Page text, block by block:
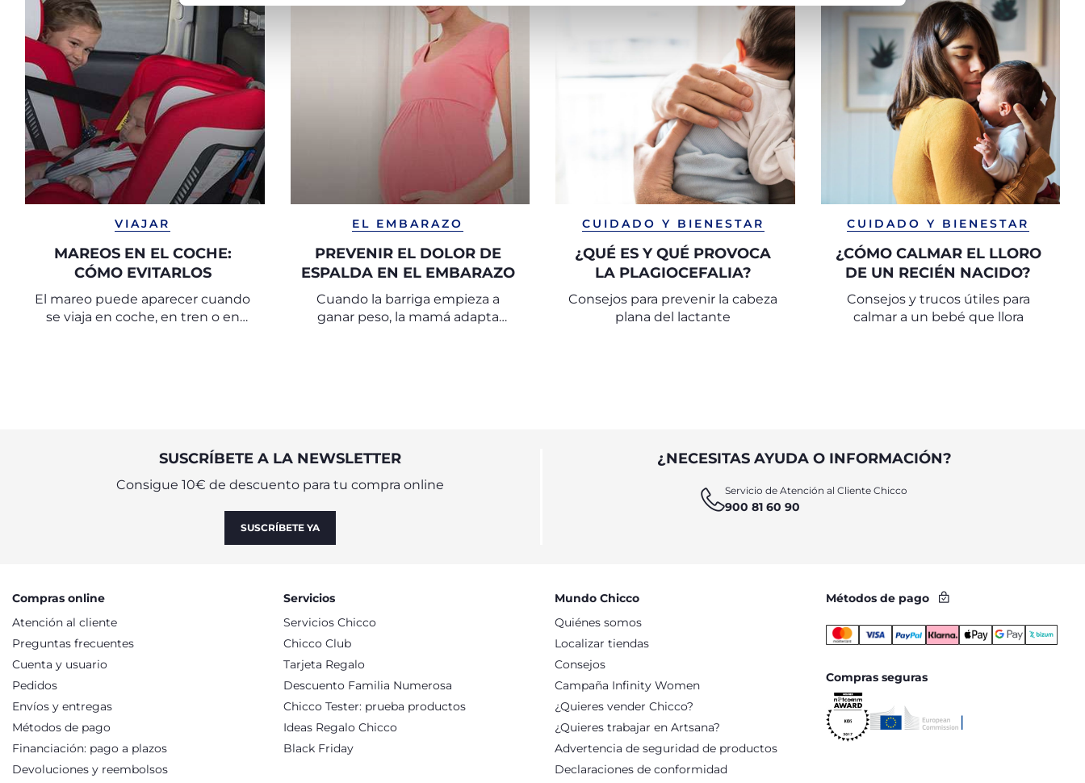
VIAJAR
MAREOS EN EL COCHE:
CÓMO EVITARLOS
El mareo puede aparecer cuando
se viaja en coche, en tren o en
EL EMBARAZO
PREVENIR EL DOLOR DE
ESPALDA EN EL EMBARAZO
Cuando la barriga empieza a
ganar peso, la mamá adapta
CUIDADO Y BIENESTAR
¿QUÉ ES Y QUÉ PROVOCA
LA PLAGIOCEFALIA?
Consejos para prevenir la cabeza
plana del lactante
CUIDADO Y BIENESTAR
¿CÓMO CALMAR EL LLORO
DE UN RECIÉN NACIDO?
Consejos y trucos útiles para
calmar a un bebé que llora
SUSCRÍBETE A LA NEWSLETTER
Consigue 10€ de descuento para tu compra online
SUSCRÍBETE YA
¿NECESITAS AYUDA O INFORMACIÓN?
Servicio de Atención al Cliente Chicco
900 81 60 90
Compras online
Atención al cliente
Preguntas frecuentes
Cuenta y usuario
Pedidos
Envíos y entregas
Métodos de pago
Financiación: pago a plazos
Devoluciones y reembolsos
Servicios
Servicios Chicco
Chicco Club
Tarjeta Regalo
Descuento Familia Numerosa
Chicco Tester: prueba productos
Ideas Regalo Chicco
Black Friday
Mundo Chicco
Quiénes somos
Localizar tiendas
Consejos
Campaña Infinity Women
¿Quieres vender Chicco?
¿Quieres trabajar en Artsana?
Advertencia de seguridad de productos
Declaraciones de conformidad
Métodos de pago
Compras seguras